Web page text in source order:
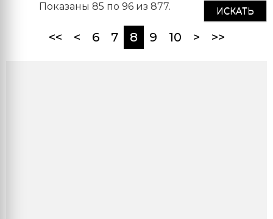
ИСКАТЬ
Показаны 85 по 96 из 877.
<< < 6 7 8(current)
9 10 > >>